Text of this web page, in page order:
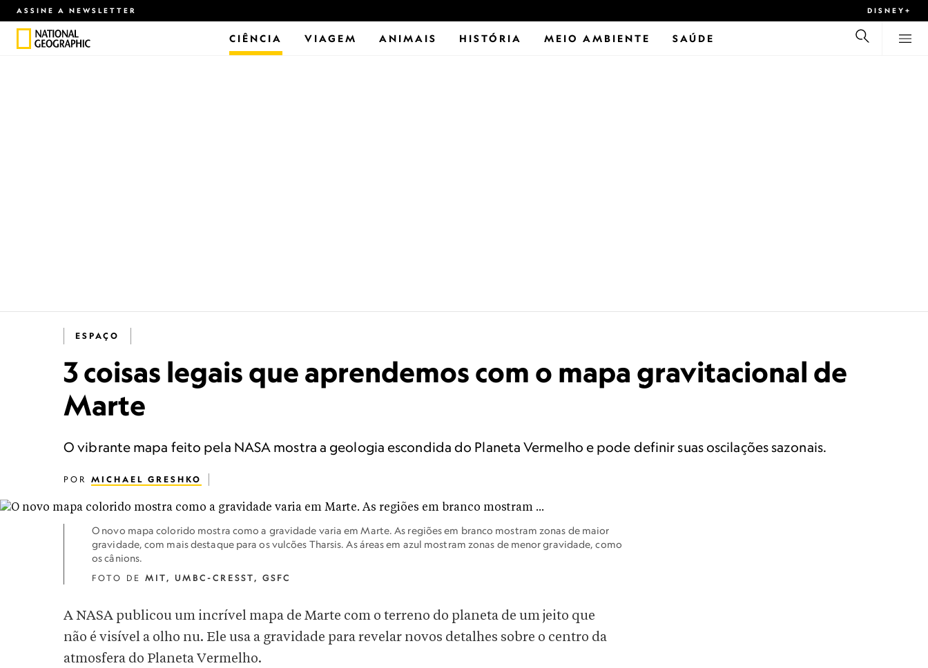
ASSINE A NEWSLETTER DISNEY+
CIÊNCIA VIAGEM ANIMAIS HISTÓRIA MEIO AMBIENTE SAÚDE
ESPAÇO
3 coisas legais que aprendemos com o mapa gravitacional de
Marte
O vibrante mapa feito pela NASA mostra a geologia escondida do Planeta Vermelho e pode definir suas oscilações sazonais.
POR MICHAEL GRESHKO
O novo mapa colorido mostra como a gravidade varia em Marte. As regiões em branco mostram zonas de maior
gravidade, com mais destaque para os vulcões Tharsis. As áreas em azul mostram zonas de menor gravidade, como
os cânions.
FOTO DE MIT, UMBC-CRESST, GSFC
A NASA publicou um incrível mapa de Marte com o terreno do planeta de um jeito que
não é visível a olho nu. Ele usa a gravidade para revelar novos detalhes sobre o centro da
atmosfera do Planeta Vermelho.